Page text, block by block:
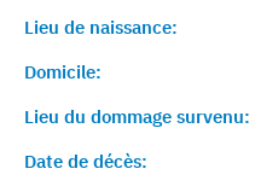
Lieu de naissance:
Domicile:
Lieu du dommage survenu:
Date de décès: